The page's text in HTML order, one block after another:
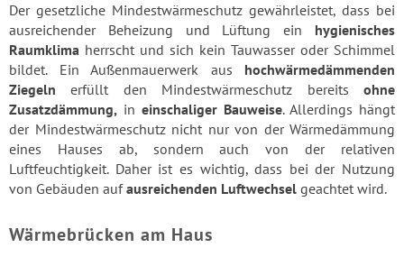
Der gesetzliche Mindestwärmeschutz gewährleistet, dass bei
ausreichender Beheizung und Lüftung ein hygienisches
Raumklima herrscht und sich kein Tauwasser oder Schimmel
bildet. Ein Außenmauerwerk aus hochwärmedämmenden
Ziegeln erfüllt den Mindestwärmeschutz bereits ohne
Zusatzdämmung, in einschaliger Bauweise. Allerdings hängt
der Mindestwärmeschutz nicht nur von der Wärmedämmung
eines Hauses ab, sondern auch von der relativen
Luftfeuchtigkeit. Daher ist es wichtig, dass bei der Nutzung
von Gebäuden aufausreichenden Luftwechsel geachtet wird.
Wärmebrücken am Haus